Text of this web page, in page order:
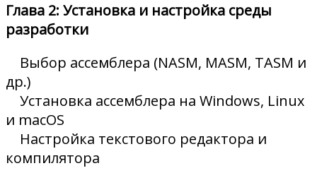
Глава 2: Установка и настройка среды
разработки
Выбор ассемблера (NASM, MASM, TASM и
др.)
Установка ассемблера на Windows, Linux
и macOS
Настройка текстового редактора и
компилятора